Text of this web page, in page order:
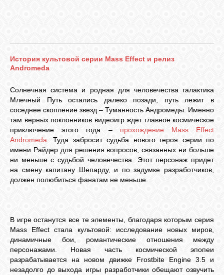
История культовой серии Mass Effect и релиз
Andromeda
Солнечная система и родная для человечества галактика
Млечный Путь остались далеко позади, путь лежит в
соседнее скопление звезд – Туманность Андромеды. Именно
там верных поклонников видеоигр ждет главное космическое
приключение этого года – прохождение Mass Effect
Andromeda . Туда забросит судьба нового героя серии по
имени Райдер для решения вопросов, связанных ни больше
ни меньше с судьбой человечества. Этот персонаж придет
на смену капитану Шепарду, и по задумке разработчиков,
должен полюбиться фанатам не меньше.
В игре останутся все те элементы, благодаря которым серия
Mass Effect стала культовой: исследование новых миров,
динамичные бои, романтические отношения между
персонажами. Новая часть космической эпопеи
разрабатывается на новом движке Frostbite Engine 3.5 и
незадолго до выхода игры разработчики обещают озвучить